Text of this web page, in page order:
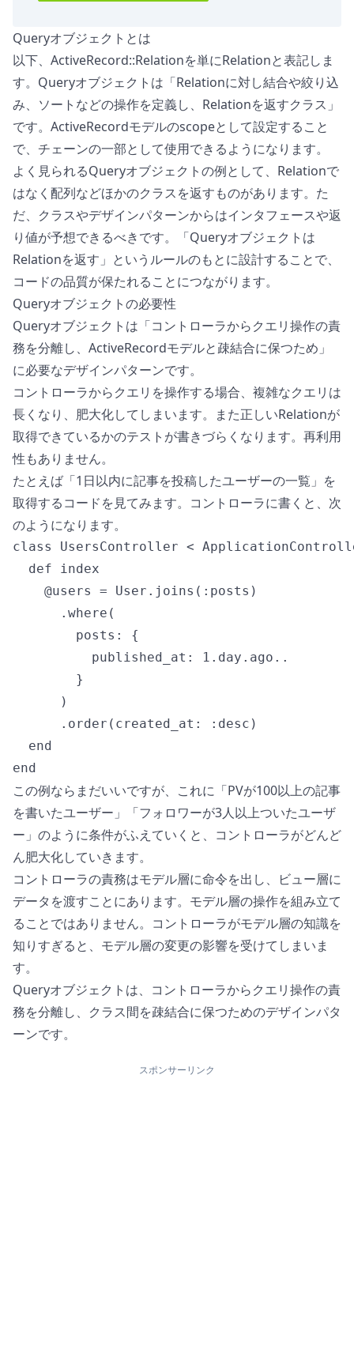
Queryオブジェクトとは
以下、ActiveRecord::Relationを単にRelationと表記しま
す。Queryオブジェクトは「Relationに対し結合や絞り込
み、ソートなどの操作を定義し、Relationを返すクラス」
です。ActiveRecordモデルのscopeとして設定すること
で、チェーンの一部として使用できるようになります。
よく見られるQueryオブジェクトの例として、Relationで
はなく配列などほかのクラスを返すものがあります。た
だ、クラスやデザインパターンからはインタフェースや返
り値が予想できるべきです。「Queryオブジェクトは
Relationを返す」というルールのもとに設計することで、
コードの品質が保たれることにつながります。
Queryオブジェクトの必要性
Queryオブジェクトは「コントローラからクエリ操作の責
務を分離し、ActiveRecordモデルと疎結合に保つため」
に必要なデザインパターンです。
コントローラからクエリを操作する場合、複雑なクエリは
長くなり、肥大化してしまいます。また正しいRelationが
取得できているかのテストが書きづらくなります。再利用
性もありません。
たとえば「1日以内に記事を投稿したユーザーの一覧」を
取得するコードを見てみます。コントローラに書くと、次
のようになります。
class UsersController <
  def index
    @users = User.joins(:posts)
      .where(
        posts: {
          published_at: 1.day.ago..
        }
      )
      .order(created_at: :desc)
  end
この例ならまだいいですが、これに「PVが100以上の記事
を書いたユーザー」「フォロワーが3人以上ついたユーザ
ー」のように条件がふえていくと、コントローラがどんど
ん肥大化していきます。
コントローラの責務はモデル層に命令を出し、ビュー層に
データを渡すことにあります。モデル層の操作を組み立て
ることではありません。コントローラがモデル層の知識を
知りすぎると、モデル層の変更の影響を受けてしまいま
す。
Queryオブジェクトは、コントローラからクエリ操作の責
務を分離し、クラス間を疎結合に保つためのデザインパタ
ーンです。
スポンサーリンク